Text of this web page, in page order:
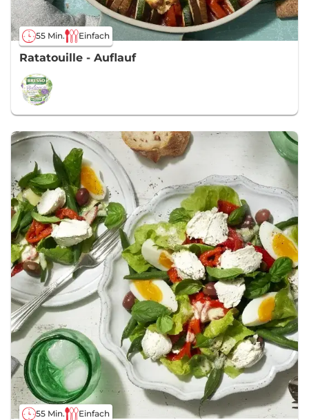
55 Min. Einfach
Ratatouille - Auflauf
55 Min. Einfach